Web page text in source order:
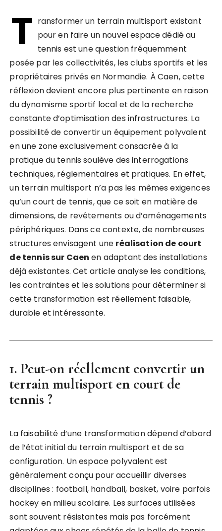
T ransformer un terrain multisport existant
pour en faire un nouvel espace dédié au
tennis est une question fréquemment
posée par les collectivités, les clubs sportifs et les
propriétaires privés en Normandie. À Caen, cette
réflexion devient encore plus pertinente en raison
du dynamisme sportif local et de la recherche
constante d’optimisation des infrastructures. La
possibilité de convertir un équipement polyvalent
en une zone exclusivement consacrée à la
pratique du tennis soulève des interrogations
techniques, réglementaires et pratiques. En effet,
un terrain multisport n’a pas les mêmes exigences
qu’un court de tennis, que ce soit en matière de
dimensions, de revêtements ou d’aménagements
périphériques. Dans ce contexte, de nombreuses
structures envisagent une réalisation de court
de tennis sur Caen en adaptant des installations
déjà existantes. Cet article analyse les conditions,
les contraintes et les solutions pour déterminer si
cette transformation est réellement faisable,
durable et intéressante.
1. Peut-on réellement convertir un
terrain multisport en court de
tennis ?
La faisabilité d’une transformation dépend d’abord
de l’état initial du terrain multisport et de sa
configuration. Un espace polyvalent est
généralement conçu pour accueillir diverses
disciplines : football, handball, basket, voire parfois
hockey en milieu scolaire. Les surfaces utilisées
sont souvent résistantes mais pas forcément